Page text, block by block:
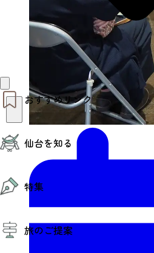
おすすめリンク
モデルコース
お知らせ
お得なチケット
仙台を知る
仙台の魅力
エリアガイド
仙台観光PR動画ライブラリー
仙台から行く東北周遊旅
伝統的工芸品
特集
夜時間トピックス
旅のご提案